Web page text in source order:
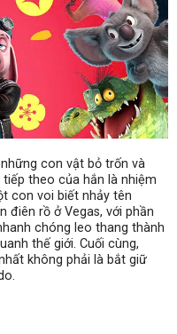
con vật bỏ trốn và
theo của hắn là nhiệm
con voi biết nhảy tên
điên rồ ở Vegas, với phần
chóng leo thang thành
thế giới. Cuối cùng,
không phải là bắt giữ